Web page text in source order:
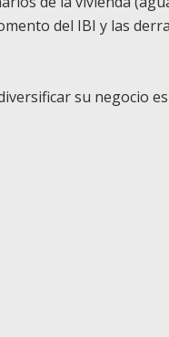
del IBI y las
su negocio